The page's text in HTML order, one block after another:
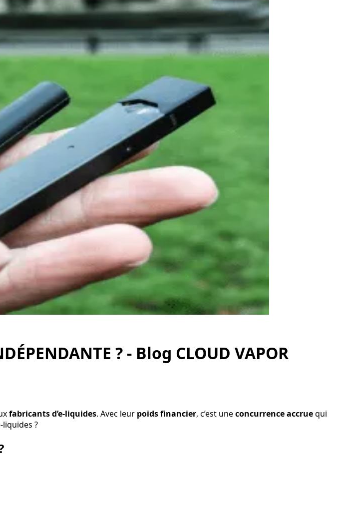
? - Blog CLOUD VAPOR
fabricants d’e-liquides. Avec leur poids financier, c’est uneconcurrence accruequi
liquides ?